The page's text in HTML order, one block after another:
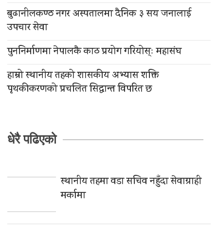
बुढानीलकण्ठ नगर अस्पतालमा दैनिक ३ सय जनालाई
उपचार सेवा
पुननिर्माणमा नेपालकै काठ प्रयोग गरियोस्ः महासंघ
हाम्रो स्थानीय तहको शासकीय अभ्यास शक्ति
पृथकीकरणको प्रचलित सिद्धान्त विपरित छ
धेरै पढिएको
स्थानीय तहमा वडा सचिव नहुँदा सेवाग्राही
मर्कामा